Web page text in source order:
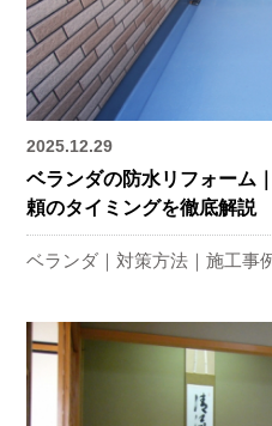
2025.12.29
ベランダの防水リフォーム
頼のタイミングを徹底解説
ベランダ 対策方法 施工事